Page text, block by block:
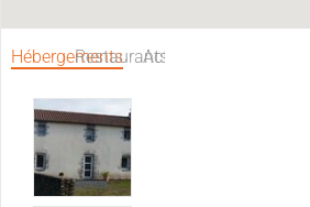
Hébergements
RestaurantsActivités